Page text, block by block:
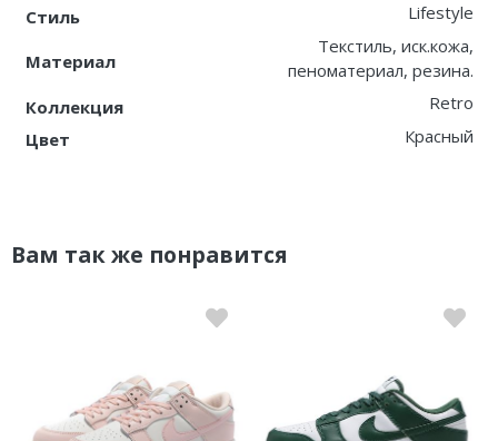
Стиль
Lifestyle
Материал
Текстиль, иск.кожа,
пеноматериал, резина.
Коллекция
Retro
Цвет
Красный
Вам так же понравится